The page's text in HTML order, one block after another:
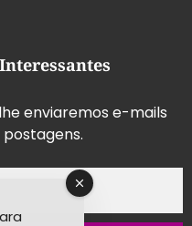
enviaremos e-mails